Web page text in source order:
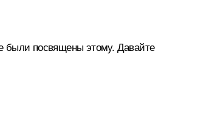
были посвящены этому. Давайте